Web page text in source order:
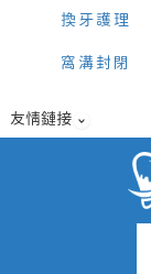
換牙護理
窩溝封閉
友情鏈接